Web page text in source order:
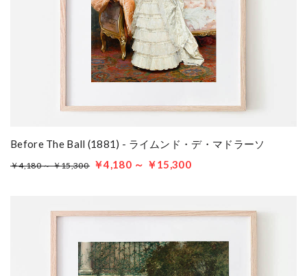
Before The Ball (1881) - ライムンド・デ・マドラーソ
￥4,180 ～ ￥15,300 ￥4,180 ～ ￥15,300